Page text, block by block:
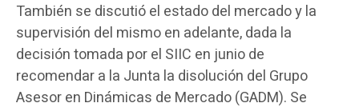
También se discutió el estado del mercado y la
supervisión del mismo en adelante, dada la
decisión tomada por el SIIC en junio de
recomendar a la Junta la disolución del Grupo
Asesor en Dinámicas de Mercado (GADM). Se